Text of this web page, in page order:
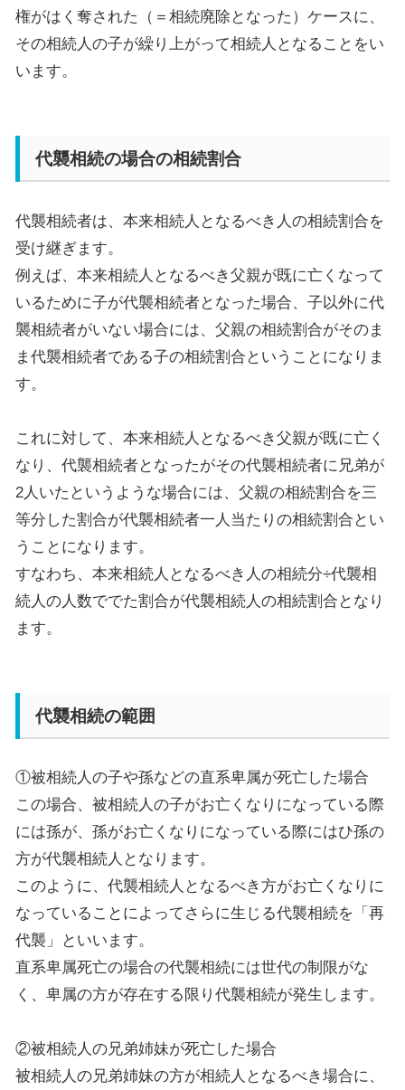
権がはく奪された（＝相続廃除となった）ケースに、
その相続人の子が繰り上がって相続人となることをい
います。
代襲相続の場合の相続割合
代襲相続者は、本来相続人となるべき人の相続割合を
受け継ぎます。
例えば、本来相続人となるべき父親が既に亡くなって
いるために子が代襲相続者となった場合、子以外に代
襲相続者がいない場合には、父親の相続割合がそのま
ま代襲相続者である子の相続割合ということになりま
す。
これに対して、本来相続人となるべき父親が既に亡く
なり、代襲相続者となったがその代襲相続者に兄弟が
2 人いたというような場合には、父親の相続割合を三
等分した割合が代襲相続者一人当たりの相続割合とい
うことになります。
すなわち、本来相続人となるべき人の相続分÷代襲相
続人の人数ででた割合が代襲相続人の相続割合となり
ます。
代襲相続の範囲
①被相続人の子や孫などの直系卑属が死亡した場合
この場合、被相続人の子がお亡くなりになっている際
には孫が、孫がお亡くなりになっている際にはひ孫の
方が代襲相続人となります。
このように、代襲相続人となるべき方がお亡くなりに
なっていることによってさらに生じる代襲相続を「再
代襲」といいます。
直系卑属死亡の場合の代襲相続には世代の制限がな
く、卑属の方が存在する限り代襲相続が発生します。
②被相続人の兄弟姉妹が死亡した場合
被相続人の兄弟姉妹の方が相続人となるべき場合に、